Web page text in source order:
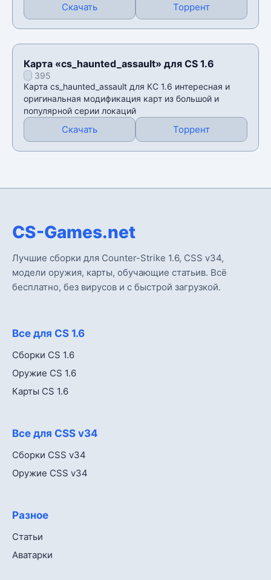
Скачать Торрент
Карта «cs_haunted_assault» для CS 1.6
395
Карта cs_haunted_assault для КС 1.6 интересная и
оригинальная модификация карт из большой и
популярной серии локаций
Скачать Торрент
CS-Games.net
Лучшие сборки для Counter-Strike 1.6, CSS v34,
модели оружия, карты, обучающие статьив. Всё
бесплатно, без вирусов и с быстрой загрузкой.
Все для CS 1.6
Сборки CS 1.6
Оружие CS 1.6
Карты CS 1.6
Все для CSS v34
Сборки CSS v34
Оружие CSS v34
Разное
Статьи
Аватарки